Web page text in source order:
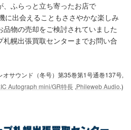
ふらっと立ち寄ったお店で
に出会えることもささやかな楽しみ
物の売却をご検討されていました
札幌出張買取センターまでお問い合
オサウンド（冬号）第35巻第1号通巻137号,
Autograph mini/GR特長 ,Phileweb Audio.)